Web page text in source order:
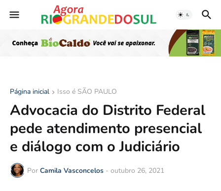
Página inicial Isso é SÃO PAULO
Advocacia do Distrito Federal
pede atendimento presencial
e diálogo com o Judiciário
Por Camila Vasconcelos - outubro 26, 2021